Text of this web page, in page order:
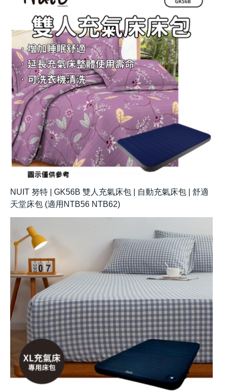
NUIT 努特 | GK56B 雙人充氣床包 | 自動充氣床包 | 舒適
天堂床包 (適用NTB56 NTB62)